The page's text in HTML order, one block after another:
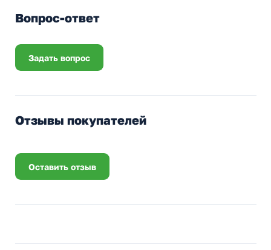
Вопрос-ответ
Задать вопрос
Отзывы покупателей
Оставить отзыв